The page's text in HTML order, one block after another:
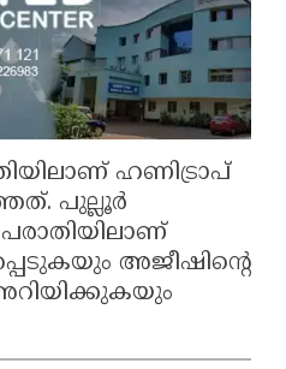
ഹണിട്രാപ്
പുല്ലൂർ
അജീഷിൻ്റെ